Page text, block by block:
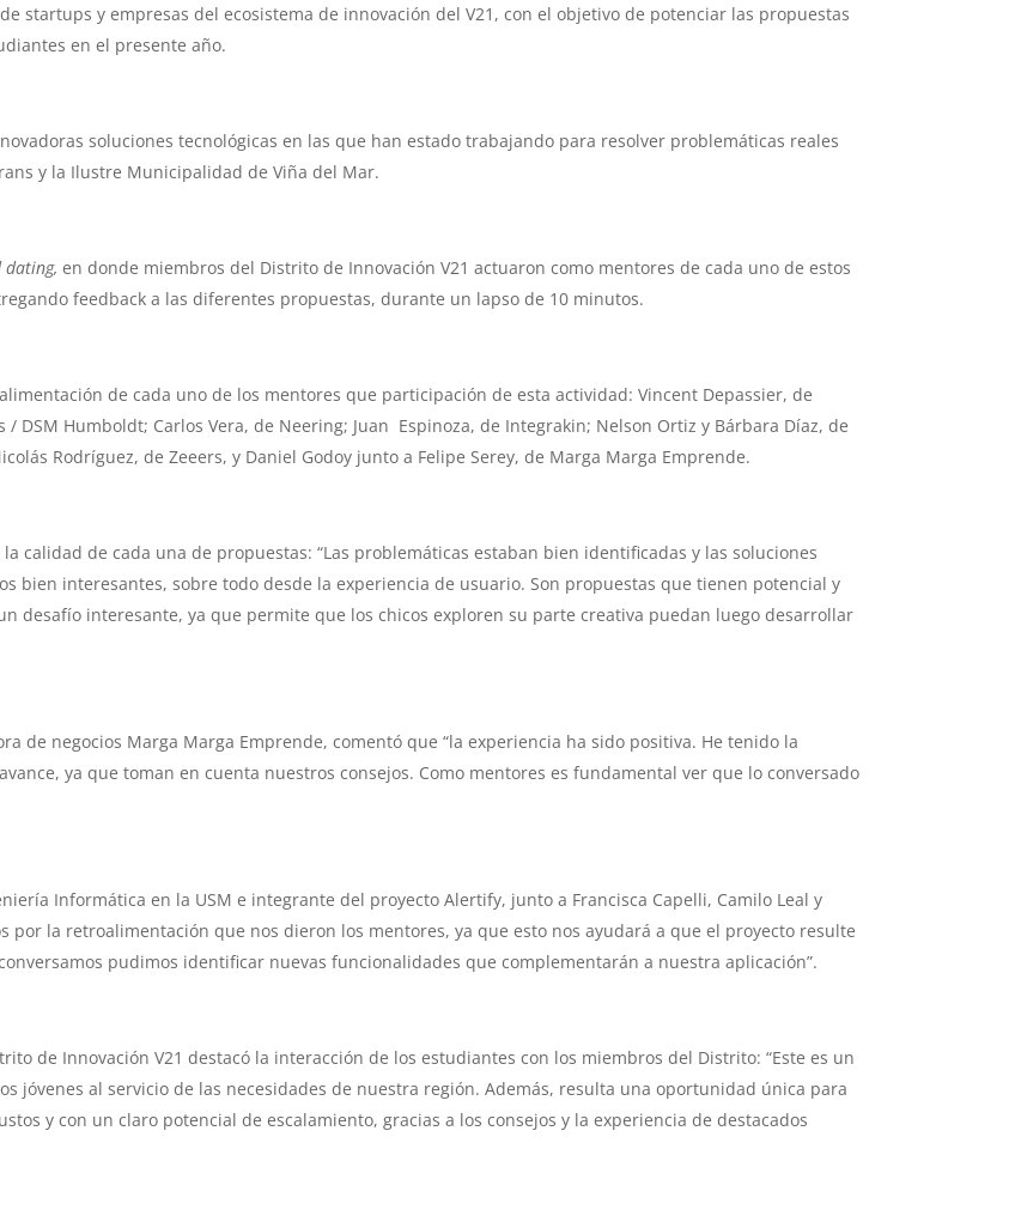
startups y empresas del ecosistema de innovación del V21, con el objetivo de potenciar las propuestas
en el presente año.
soluciones tecnológicas en las que han estado trabajando para resolver problemáticas reales
y la Ilustre Municipalidad de Viña del Mar.
dating, en donde miembros del Distrito de Innovación V21 actuaron como mentores de cada uno de estos
feedback a las diferentes propuestas, durante un lapso de 10 minutos.
de cada uno de los mentores que participación de esta actividad: Vincent Depassier, de
/ DSM Humboldt; Carlos Vera, de Neering; Juan Espinoza, de Integrakin; Nelson Ortiz y Bárbara Díaz, de
Rodríguez, de Zeeers, y Daniel Godoy junto a Felipe Serey, de Marga Marga Emprende.
calidad de cada una de propuestas: “Las problemáticas estaban bien identificadas y las soluciones
bien interesantes, sobre todo desde la experiencia de usuario. Son propuestas que tienen potencial y
desafío interesante, ya que permite que los chicos exploren su parte creativa puedan luego desarrollar
de negocios Marga Marga Emprende, comentó que “la experiencia ha sido positiva. He tenido la
ya que toman en cuenta nuestros consejos. Como mentores es fundamental ver que lo conversado
Informática en la USM e integrante del proyecto Alertify, junto a Francisca Capelli, Camilo Leal y
por la retroalimentación que nos dieron los mentores, ya que esto nos ayudará a que el proyecto resulte
pudimos identificar nuevas funcionalidades que complementarán a nuestra aplicación”.
de Innovación V21 destacó la interacción de los estudiantes con los miembros del Distrito: “Este es un
jóvenes al servicio de las necesidades de nuestra región. Además, resulta una oportunidad única para
y con un claro potencial de escalamiento, gracias a los consejos y la experiencia de destacados